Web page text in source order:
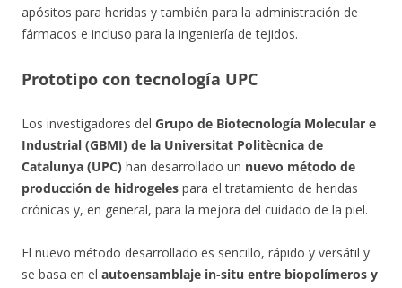
apósitos para heridas y también para la administración de
fármacos e incluso para la ingeniería de tejidos.
Prototipo con tecnología UPC
Los investigadores del Grupo de Biotecnología Molecular e
Industrial (GBMI) de la Universitat Politècnica de
Catalunya (UPC) han desarrollado un nuevo método de
producción de hidrogeles para el tratamiento de heridas
crónicas y, en general, para la mejora del cuidado de la piel.
El nuevo método desarrollado es sencillo, rápido y versátil y
se basa en el autoensamblaje in-situ entre biopolímeros y